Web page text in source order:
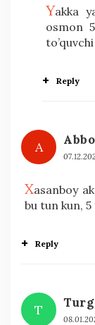
Yakka
osmon
Reply
A
Xasanboy
bu tun kun, 5
Reply
T